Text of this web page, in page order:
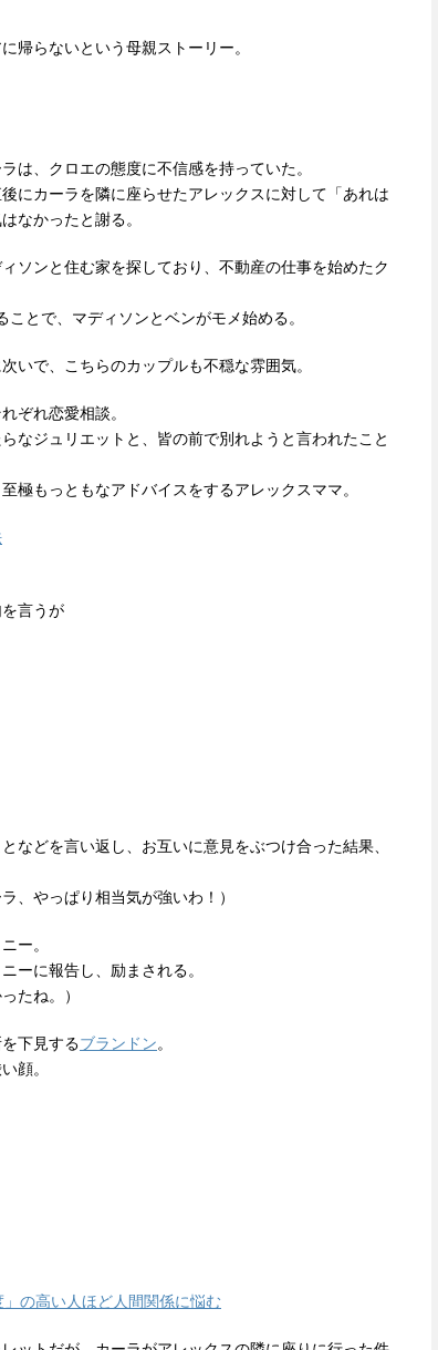
帰らないという母親ストーリー。
は、クロエの態度に不信感を持っていた。
にカーラを隣に座らせたアレックスに対して「あれは
なかったと謝る。
ソンと住む家を探しており、不動産の仕事を始めたク
とで、マディソンとベンがモメ始める。
いで、こちらのカップルも不穏な雰囲気。
ぞれ恋愛相談。
なジュリエットと、皆の前で別れようと言われたこと
極もっともなアドバイスをするアレックスママ。
言うが
などを言い返し、お互いに意見をぶつけ合った結果、
、やっぱり相当気が強いわ！）
ー。
ーに報告し、励まされる。
たね。）
下見するブランドン。
顔。
の高い人ほど人間関係に悩む